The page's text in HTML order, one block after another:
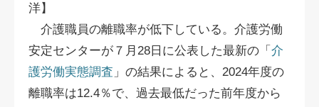
洋】
介護職員の離職率が低下している。介護労働
安定センターが７月28日に公表した最新の「 介
護労働実態調査 」の結果によると、2024年度の
離職率は12.4％で、過去最低だった前年度から